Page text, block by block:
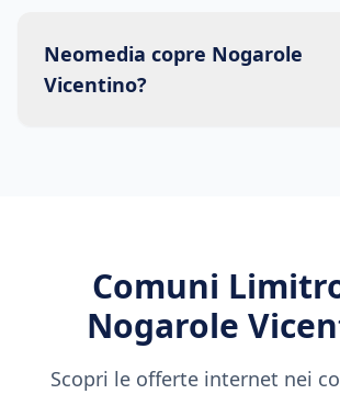
Neomedia copre Nogarole
Vicentino?
Comuni
Nogarole
Scopri le offerte internet nei